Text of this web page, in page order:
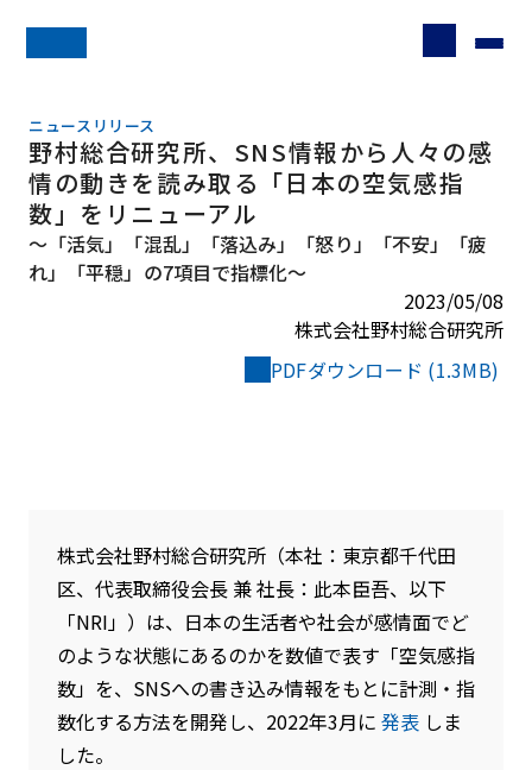
ニュースリリース
野村総合研究所、SNS情報から人々の感
情の動きを読み取る「日本の空気感指
数」をリニューアル
～「活気」「混乱」「落込み」「怒り」「不安」「疲
れ」「平穏」の7項目で指標化～
2023/05/08
株式会社野村総合研究所
PDFダウンロード (1.3MB)
株式会社野村総合研究所（本社：東京都千代田
区、代表取締役会長 兼 社長：此本臣吾、以下
「NRI」）は、日本の生活者や社会が感情面でど
のような状態にあるのかを数値で表す「空気感指
数」を、SNSへの書き込み情報をもとに計測・指
数化する方法を開発し、2022年3月に 発表 しま
した。